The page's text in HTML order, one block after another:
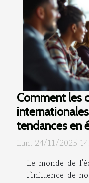
Comment les
tendances en
Lun. 24/11/2025
Le monde de
l'influence de